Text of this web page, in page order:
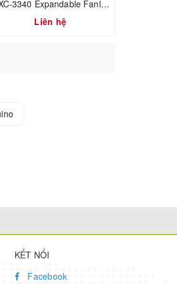
MXC-3340 Expandable Fanless Embedded Computers
Liên hệ
KẾT NỐI
Facebook